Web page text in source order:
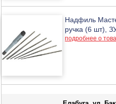
Надфиль
ручка (6 шт),
подробнее о